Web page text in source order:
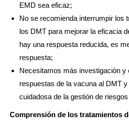
EMD sea eficaz;
No se recomienda interrumpir los
los DMT para mejorar la eficacia
hay una respuesta reducida, es
respuesta;
Necesitamos más investigación y
respuestas de la vacuna al DMT
cuidadosa de la gestión de
Comprensión de los tratamientos